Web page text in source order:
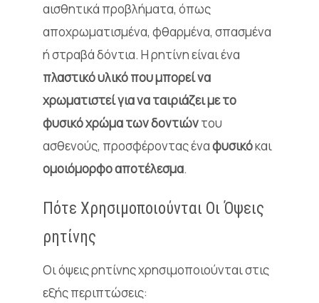
αισθητικά προβλήματα, όπως
αποχρωματισμένα, φθαρμένα, σπασμένα
ή στραβά δόντια. Η ρητίνη είναι ένα
πλαστικό υλικό που μπορεί να
χρωματιστεί για να ταιριάζει με το
φυσικό χρώμα των δοντιώντου
ασθενούς, προσφέροντας έναφυσικόκαι
ομοιόμορφο αποτέλεσμα.
Πότε Χρησιμοποιούνται Οι Όψεις
ρητίνης
Οι όψεις ρητίνης χρησιμοποιούνται στις
εξής περιπτώσεις: